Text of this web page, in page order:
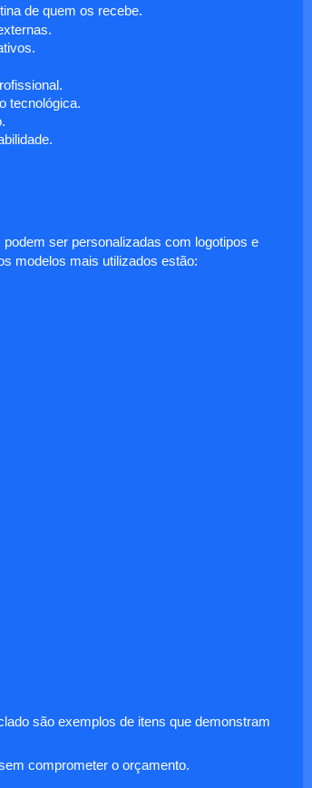
de quem os recebe.
tecnológica.
ser personalizadas com logotipos e
modelos mais utilizados estão:
são exemplos de itens que demonstram
comprometer o orçamento.